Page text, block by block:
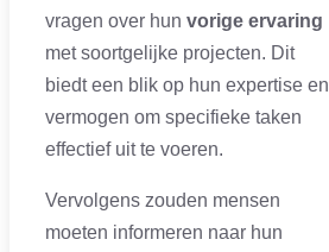
vragen over hun vorige ervaring
met soortgelijke projecten. Dit
biedt een blik op hun expertise en
vermogen om specifieke taken
effectief uit te voeren.
Vervolgens zouden mensen
moeten informeren naar hun